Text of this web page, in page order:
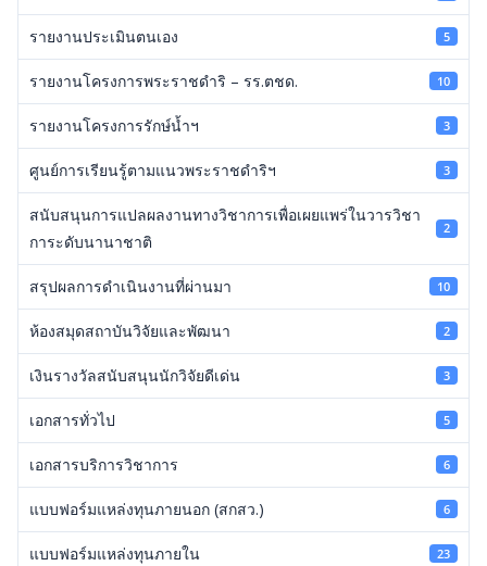
รายงานประเมินตนเอง 5
รายงานโครงการพระราชดำริ – รร.ตชด. 10
รายงานโครงการรักษ์น้ำฯ 3
ศูนย์การเรียนรู้ตามแนวพระราชดำริฯ 3
สนับสนุนการแปลผลงานทางวิชาการเพื่อเผยแพร่ในวารวิชา
การะดับนานาชาติ
2
สรุปผลการดำเนินงานที่ผ่านมา 10
ห้องสมุดสถาบันวิจัยและพัฒนา 2
เงินรางวัลสนับสนุนนักวิจัยดีเด่น 3
เอกสารทั่วไป 5
เอกสารบริการวิชาการ 6
แบบฟอร์มแหล่งทุนภายนอก (สกสว.) 6
แบบฟอร์มแหล่งทุนภายใน 23